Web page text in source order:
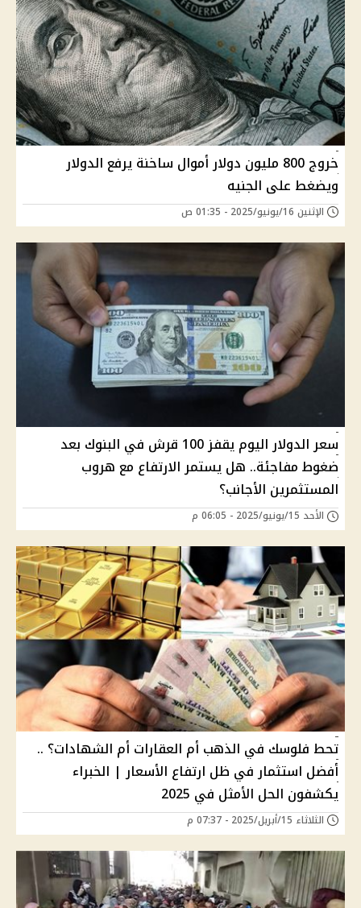
خروج 800 مليون دولار أموال ساخنة يرفع الدولار
ويضغط على الجنيه
الإثنين 16/يونيو/2025 - 01:35 ص
سعر الدولار اليوم يقفز 100 قرش في البنوك بعد
ضغوط مفاجئة.. هل يستمر الارتفاع مع هروب
المستثمرين الأجانب؟
الأحد 15/يونيو/2025 - 06:05 م
تحط فلوسك في الذهب أم العقارات أم الشهادات؟ ..
أفضل استثمار في ظل ارتفاع الأسعار | الخبراء
يكشفون الحل الأمثل في 2025
الثلاثاء 15/أبريل/2025 - 07:37 م